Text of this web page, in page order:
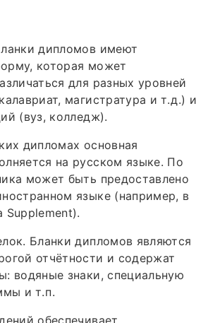
дипломов имеют
которая может
для разных уровней
магистратура и т. д.) и
(вуз, колледж).
дипломах основная
на русском языке. По
может быть предоставлено
языке (например, в
Supplement).
Бланки дипломов являются
отчётности и содержат
водяные знаки, специальную
и т. п.
обеспечивает